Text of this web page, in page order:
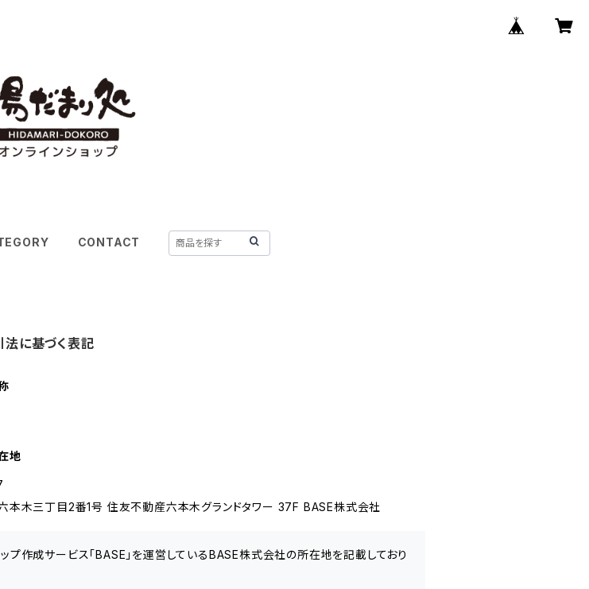
CONTACT
に基づく表記
地
本木三丁目2番1号 住友不動産六本木グランドタワー 37F BASE株式会社
ップ作成サービス「BASE」を運営しているBASE株式会社の所在地を記載しており